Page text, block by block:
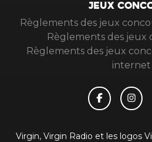
JEUX
Règlements des jeux
Règlements des jeux
Règlements des jeux
internet
Virgin, Virgin Radio et les logos